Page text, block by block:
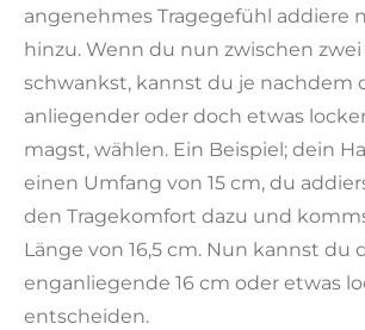
angenehmes Tragegefühl addiere
hinzu. Wenn du nun zwischen zwei
schwankst, kannst du je nachdem
anliegender oder doch etwas
magst, wählen. Ein Beispiel; dein
einen Umfang von 15 cm, du
den Tragekomfort dazu und
Länge von 16,5 cm. Nun kannst du
enganliegende 16 cm oder etwas
entscheiden.